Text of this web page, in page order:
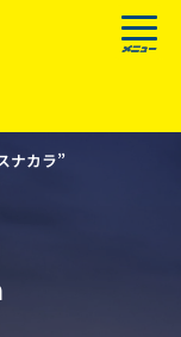
ナカラ”